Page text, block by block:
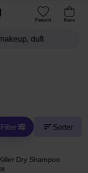
Favorit Kurv
Filter Sorter
Dry Shampoo